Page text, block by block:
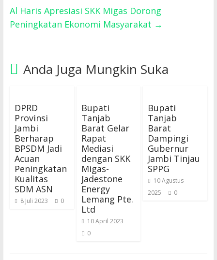
Al Haris Apresiasi SKK Migas Dorong
Peningkatan Ekonomi Masyarakat →
Anda Juga Mungkin Suka
DPRD
Provinsi
Jambi
Berharap
BPSDM Jadi
Acuan
Peningkatan
Kualitas
SDM ASN
8 Juli 2023 0
Bupati
Tanjab
Barat Gelar
Rapat
Mediasi
dengan SKK
Migas-
Jadestone
Energy
Lemang Pte.
Ltd
10 April 2023
0
Bupati
Tanjab
Barat
Dampingi
Gubernur
Jambi Tinjau
SPPG
10 Agustus
2025
0